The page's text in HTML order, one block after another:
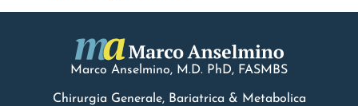
Marco Anselmino, M.D. PhD, FASMBS
Chirurgia Generale, Bariatrica & Metabolica